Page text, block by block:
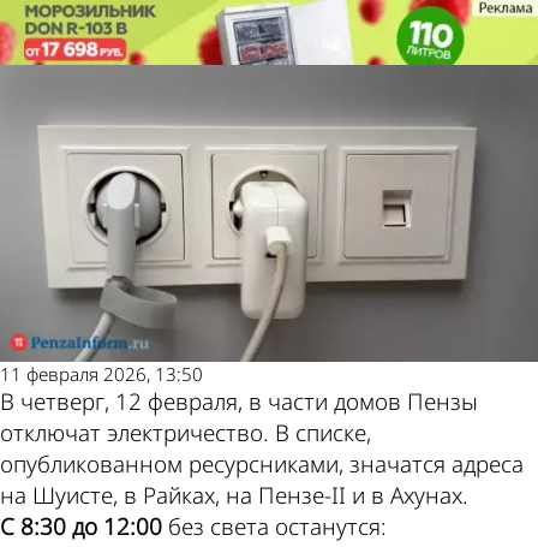
Отключения света 12 февраля:
список адресов
Общество
11 февраля 2026, 13:50
В четверг, 12 февраля, в части домов Пензы
отключат электричество. В списке,
опубликованном ресурсниками, значатся адреса
на Шуисте, в Райках, на Пензе-II и в Ахунах.
С 8:30 до 12:00 без света останутся:
Отключения света 12 февраля:
список адресов
Общество
Другие
новости по
теме
Погода и
курсы
валют в
Пензе